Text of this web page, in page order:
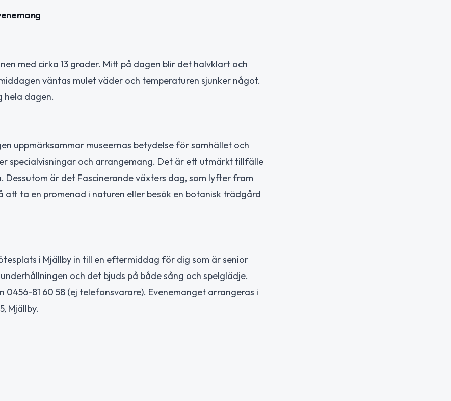
med cirka 13 grader. Mitt på dagen blir det halvklart och
väntas mulet väder och temperaturen sjunker något.
hela dagen.
uppmärksammar museernas betydelse för samhället och
specialvisningar och arrangemang. Det är ett utmärkt tillfälle
är det Fascinerande växters dag, som lyfter fram
ta en promenad i naturen eller besök en botanisk trädgård
i Mjällby in till en eftermiddag för dig som är senior
och det bjuds på både sång och spelglädje.
81 60 58 (ej telefonsvarare). Evenemanget arrangeras i
Mjällby.